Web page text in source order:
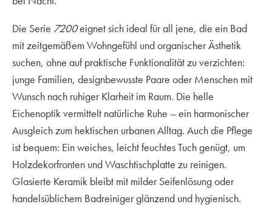
Die Serie 7200eignet sich ideal für all jene, die ein Bad
mit zeitgemäßem Wohngefühl und organischer Ästhetik
suchen, ohne auf praktische Funktionalität zu verzichten:
junge Familien, designbewusste Paare oder Menschen mit
Wunsch nach ruhiger Klarheit im Raum. Die helle
Eichenoptik vermittelt natürliche Ruhe – ein harmonischer
Ausgleich zum hektischen urbanen Alltag. Auch die Pflege
ist bequem: Ein weiches, leicht feuchtes Tuch genügt, um
Holzdekorfronten und Waschtischplatte zu reinigen.
Glasierte Keramik bleibt mit milder Seifenlösung oder
handelsüblichem Badreiniger glänzend und hygienisch.